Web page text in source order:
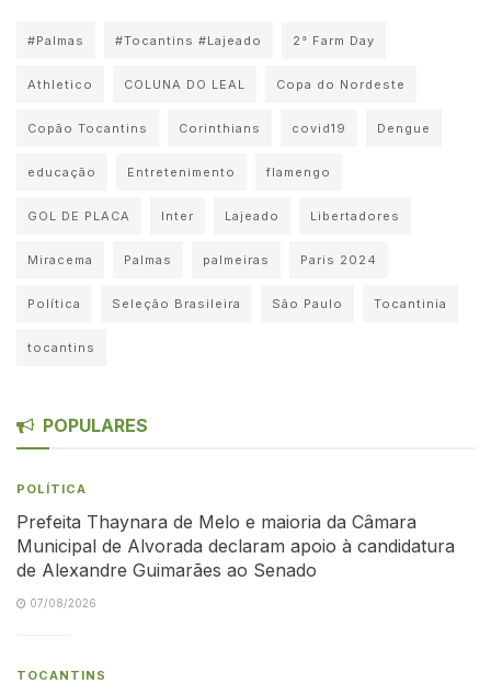
#Palmas #Tocantins #Lajeado 2° Farm Day
Athletico COLUNA DO LEAL Copa do Nordeste
Copão Tocantins Corinthians covid19 Dengue
educação Entretenimento flamengo
GOL DE PLACA Inter Lajeado Libertadores
Miracema Palmas palmeiras Paris 2024
Política Seleção Brasileira São Paulo Tocantinia
tocantins
POPULARES
POLÍTICA
Prefeita Thaynara de Melo e maioria da Câmara
Municipal de Alvorada declaram apoio à candidatura
de Alexandre Guimarães ao Senado
07/08/2026
TOCANTINS